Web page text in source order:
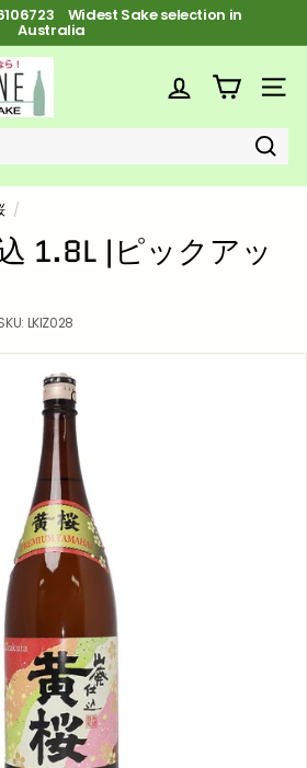
ス
ラ
ョ
時
FREE Shipping on orders over $100
サ
探
す
/
1.8L |ピックアッ
LKIZ028